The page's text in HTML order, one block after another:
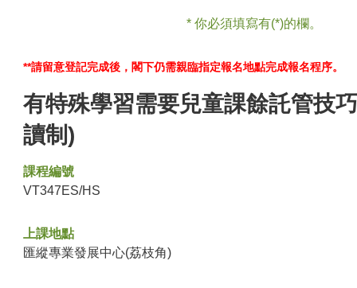
* 你必須填寫有(*)的欄。
**請留意登記完成後，閣下仍需親臨指定報名地點完成報名程序。
有特殊學習需要兒童課餘託管技
讀制)
課程編號
VT347ES/HS
上課地點
匯縱專業發展中心(荔枝角)